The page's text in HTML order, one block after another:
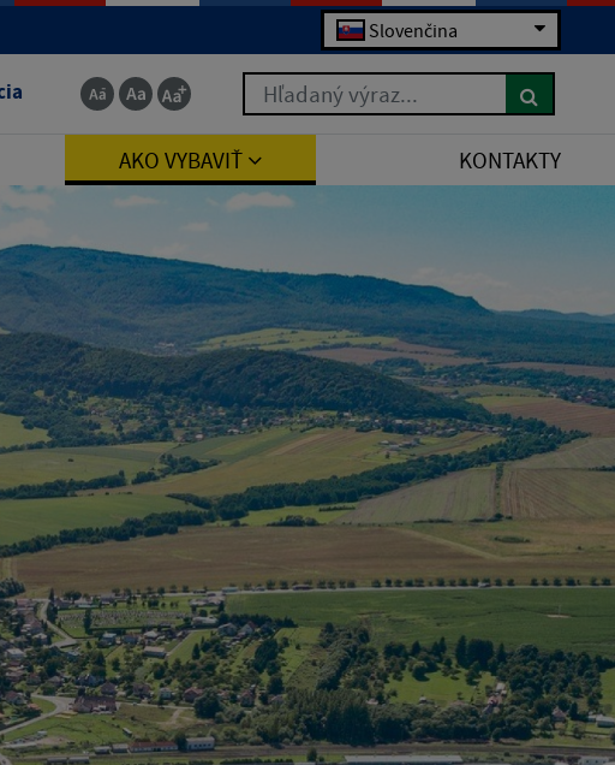
Slovenčina
Hľadaný výraz...
AKO VYBAVIŤ KONTAKTY